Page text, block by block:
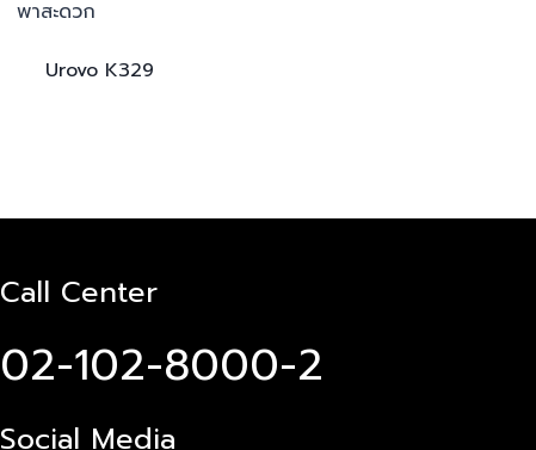
Urovo K329
Call Center
02-102-8000-2
Social Media